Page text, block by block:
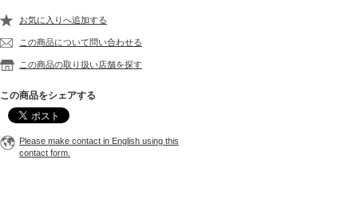
お気に入りへ追加する
この商品について問い合わせる
この商品の取り扱い店舗を探す
この商品をシェアする
Please make contact in English using this
contact form.